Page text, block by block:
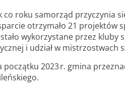
co roku samorząd przyczynia
otrzymało 21 projektów
wykorzystane przez
i udział w mistrzostwach
początku 2023 r. gmina